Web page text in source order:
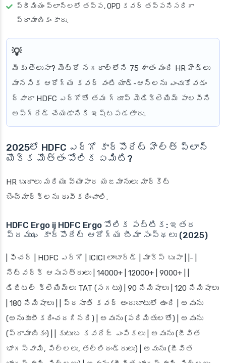
ప్రీమియం ప్లాన్‌లలో తప్ప, OPD కవర్ తప్పనిసరిగా
ప్రామాణికం కాదు.
మీకు తెలుసా? మెట్రో నగరాల్లోని 75 శాతం మంది HR హెడ్‌లు
మానసిక ఆరోగ్య కవర్ వంటి యాడ్-ఆన్‌లను ఎంచుకోవడం
ద్వారా HDFC ఎర్గోతో తమ గ్రూప్ మెడిక్లెయిమ్ పాలసీని
అప్‌గ్రేడ్ చేయడానికి ఇష్టపడతారు.
2025లో HDFC ఎర్గో కార్పొరేట్ హెల్త్ ప్లాన్
యొక్క మొత్తం పోలిక ఏమిటి?
HR బృందాలు మరియు వ్యాపార యజమానులు మార్కెట్
బెంచ్‌మార్క్‌లను ధృవీకరించాలి.
HDFC Ergo ij HDFC Ergo పోలిక పట్టిక: ఇతర
ప్రముఖ కార్పొరేట్ ఆరోగ్య బీమా సంస్థలు (2025)
| ఫీచర్ | HDFC ఎర్గో | ICICI లాంబార్డ్ | మాక్స్ బుపా | |- |
నెట్‌వర్క్ ఆసుపత్రులు | 14000+ | 12000+ | 9000+ | |
డిజిటల్ క్లెయిమ్‌లు TAT (సగటు) | 90 నిమిషాలు | 120 నిమిషాలు
| 180 నిమిషాలు | | ప్రసూతి కవర్ అందుబాటులో ఉంది | అవును
(అనుకూలీకరించదగినది) | అవును (పరిమితులతో) | అవును
(ప్రామాణికం) | | కుటుంబ కవరేజ్ ఎంపికలు | అవును (జీవిత
భాగస్వామి, పిల్లలు, తల్లిదండ్రులు) | అవును (జీవిత